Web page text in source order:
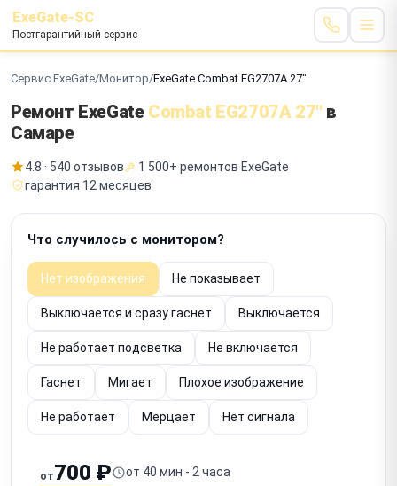
ExeGate-SC
Постгарантийный сервис
Сервис ExeGate/Монитор/ExeGate Combat EG2707A 27"
Ремонт ExeGate Combat EG2707A 27" в
Самаре
4.8 · 540 отзывов
1 500+ ремонтов ExeGate
гарантия 12 месяцев
Что случилось с монитором?
Нет изображения Не показывает
Выключается и сразу гаснет Выключается
Не работает подсветка Не включается
Гаснет Мигает Плохое изображение
Не работает Мерцает Нет сигнала
от700 ₽ от 40 мин - 2 часа